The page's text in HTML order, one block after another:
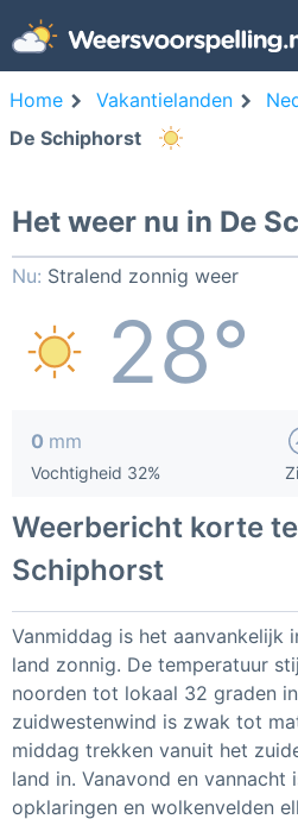
Home Vakantielanden
De Schiphorst
Het weer nu in De
Nu: Stralend zonnig weer
28°
0 mm
Vochtigheid 32%
Weerbericht korte
Schiphorst
Vanmiddag is het aanvankelijk
land zonnig. De temperatuur
noorden tot lokaal 32 graden
zuidwestenwind is zwak tot
middag trekken vanuit het
land in. Vanavond en vannacht
opklaringen en wolkenvelden